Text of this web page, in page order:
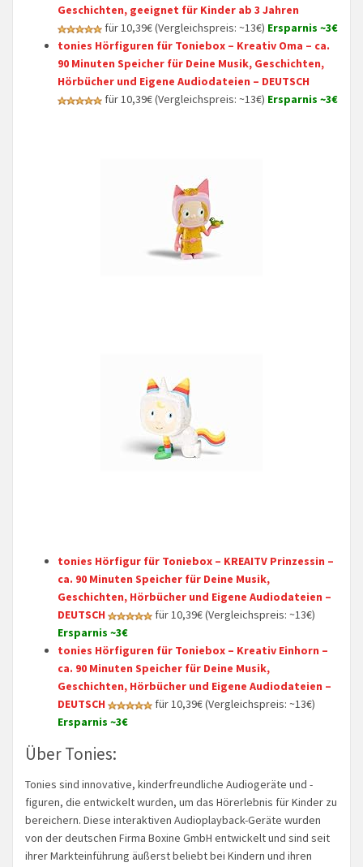
Geschichten, geeignet für Kinder ab 3 Jahren
für 10,39€ (Vergleichspreis: ~13€) Ersparnis ~3€
tonies Hörfiguren für Toniebox – Kreativ Oma – ca.
90 Minuten Speicher für Deine Musik, Geschichten,
Hörbücher und Eigene Audiodateien – DEUTSCH
für 10,39€ (Vergleichspreis: ~13€) Ersparnis ~3€
tonies Hörfigur für Toniebox – KREAITV Prinzessin –
ca. 90 Minuten Speicher für Deine Musik,
Geschichten, Hörbücher und Eigene Audiodateien –
DEUTSCH
für 10,39€ (Vergleichspreis: ~13€)
Ersparnis ~3€
tonies Hörfiguren für Toniebox – Kreativ Einhorn –
ca. 90 Minuten Speicher für Deine Musik,
Geschichten, Hörbücher und Eigene Audiodateien –
DEUTSCH
für 10,39€ (Vergleichspreis: ~13€)
Ersparnis ~3€
Über Tonies:
Tonies sind innovative, kinderfreundliche Audiogeräte und -
figuren, die entwickelt wurden, um das Hörerlebnis für Kinder zu
bereichern. Diese interaktiven Audioplayback-Geräte wurden
von der deutschen Firma Boxine GmbH entwickelt und sind seit
ihrer Markteinführung äußerst beliebt bei Kindern und ihren